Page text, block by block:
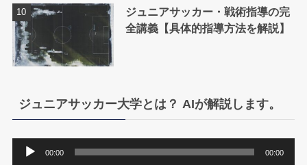
ジュニアサッカー・戦術指導の完
全講義【具体的指導方法を解説】
ジュニアサッカー大学とは？ AIが解説します。
00:00 00:00